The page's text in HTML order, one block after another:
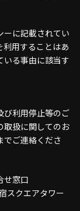
ーに記載されてい
利用することはあ
いる事由に該当す
び利用停止等のご
取扱に関してのお
でご連絡くださ
せ窓口
スクエアタワー